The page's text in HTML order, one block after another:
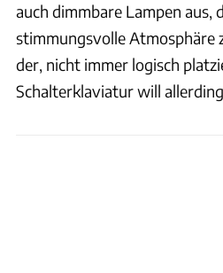
auch dimmbare Lampen aus,
stimmungsvolle Atmosphäre
der, nicht immer logisch
Schalterklaviatur will